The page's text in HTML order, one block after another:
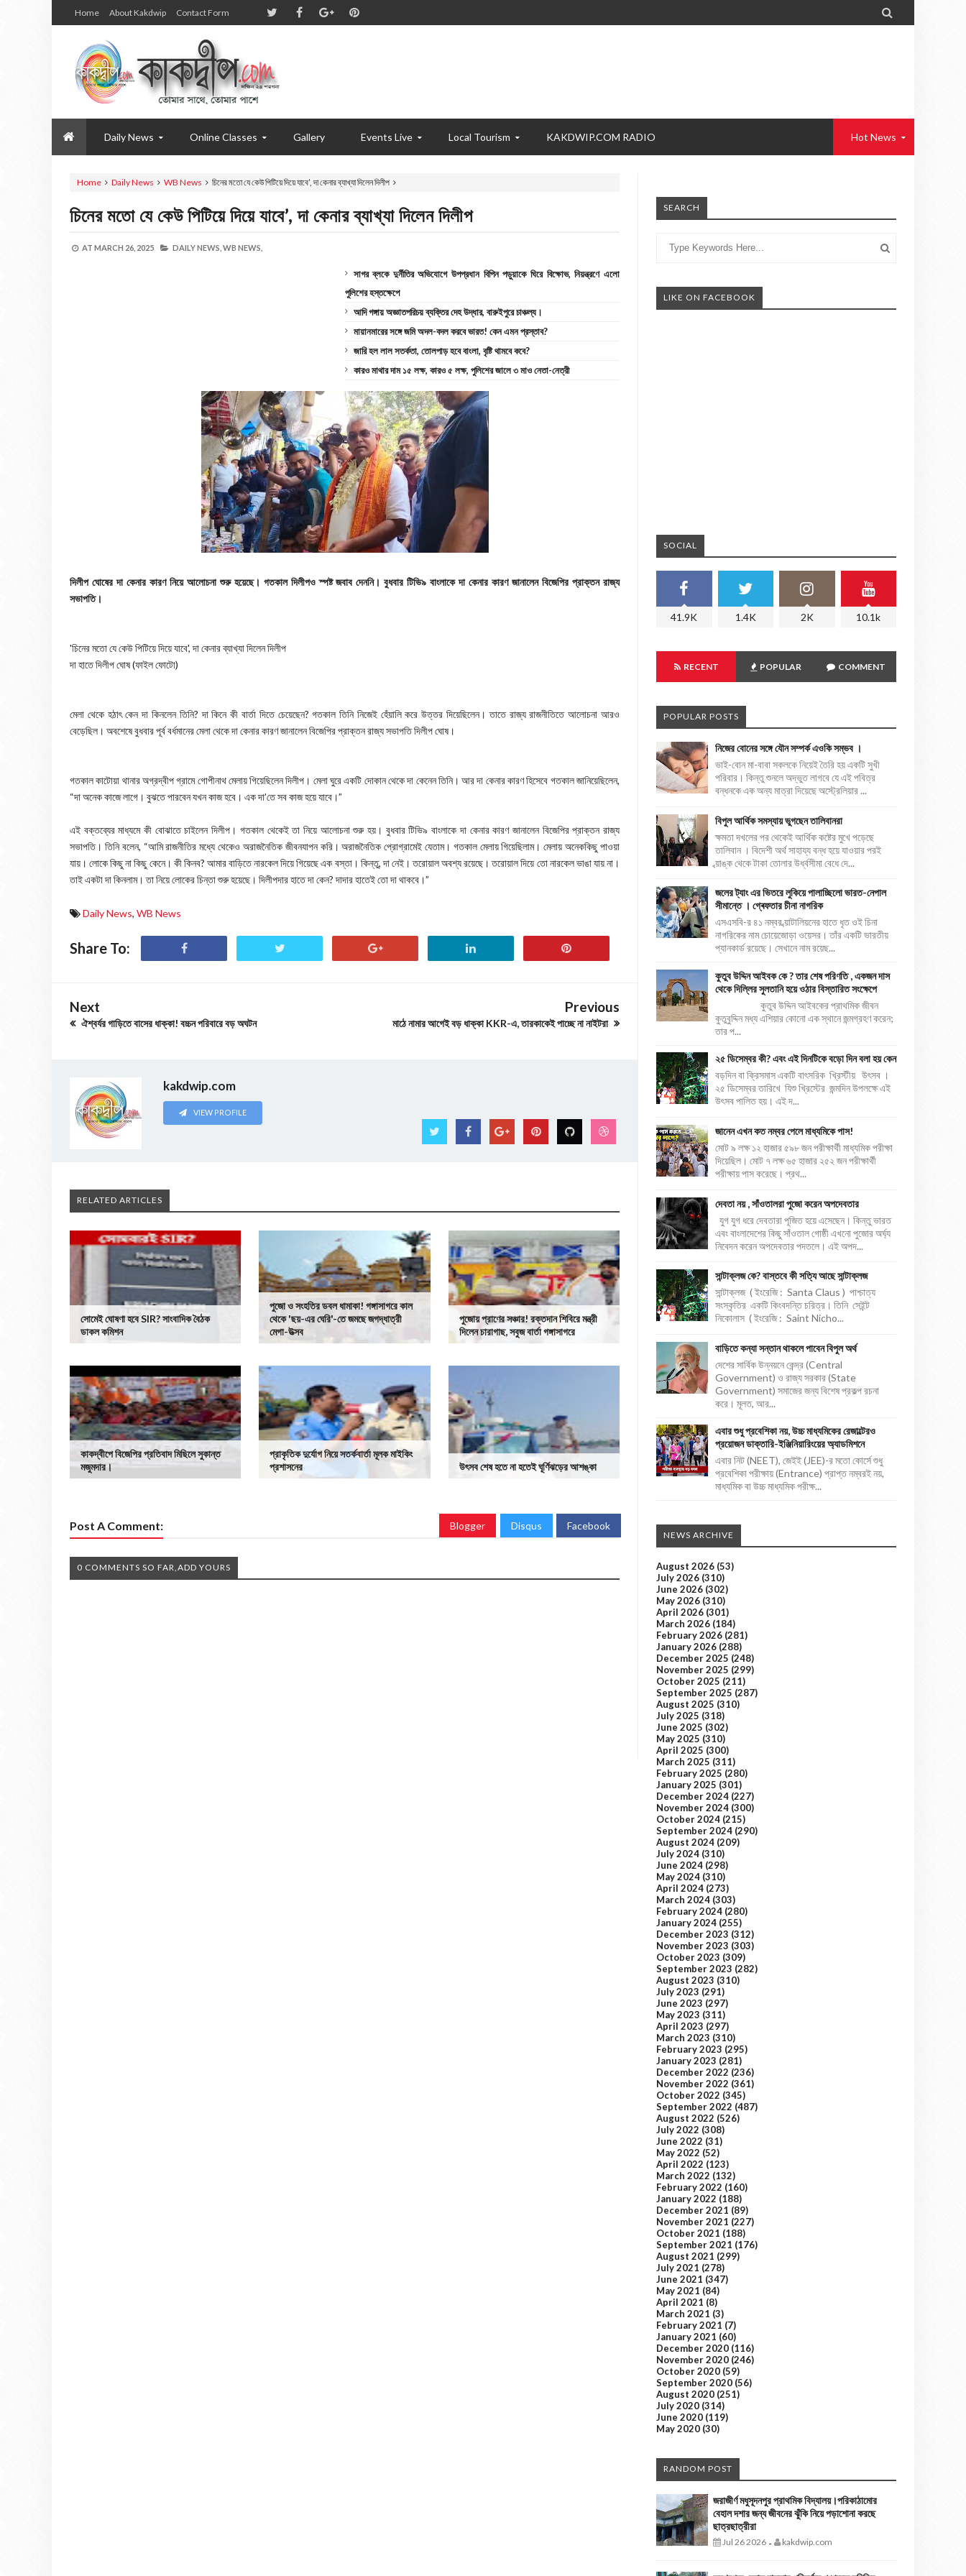
Home About Kakdwip Contact Form 
Daily News Online Classes Gallery Events Live Local Tourism KAKDWIP.COM RADIO Hot News
Home Daily News WB News চিনের মতো যে কেউ পিটিয়ে দিয়ে যাবে’, দা কেনার ব্যাখ্যা দিলেন দিলীপ
চিনের মতো যে কেউ পিটিয়ে দিয়ে যাবে’, দা কেনার ব্যাখ্যা দিলেন দিলীপ
AT MARCH 26, 2025 DAILY NEWS, WB NEWS,
সাগর ব্লকে দুর্নীতির অভিযোগে উপপ্রধান বিপিন পড়ুয়াকে ঘিরে বিক্ষোভ, নিয়ন্ত্রণে এলো
পুলিশের হস্তক্ষেপে
আদি গঙ্গায় অজ্ঞাতপরিচয় ব্যক্তির দেহ উদ্ধার, বারুইপুরে চাঞ্চল্য।
মায়ানমারের সঙ্গে জমি অদল-বদল করবে ভারত! কেন এমন প্রস্তাব?
জারি হল লাল সতর্কতা, তোলপাড় হবে বাংলা, বৃষ্টি থামবে কবে?
কারও মাথার দাম ১৫ লক্ষ, কারও ৫ লক্ষ, পুলিশের জালে ৩ মাও নেতা-নেত্রী
দিলীপ ঘোষের দা কেনার কারণ নিয়ে আলোচনা শুরু হয়েছে। গতকাল দিলীপও স্পষ্ট জবাব দেননি। বুধবার টিভি৯ বাংলাকে দা কেনার কারণ জানালেন বিজেপির প্রাক্তন রাজ্য
সভাপতি।
'চিনের মতো যে কেউ পিটিয়ে দিয়ে যাবে', দা কেনার ব্যাখ্যা দিলেন দিলীপ
দা হাতে দিলীপ ঘোষ (ফাইল ফোটো)
মেলা থেকে হঠাৎ কেন দা কিনলেন তিনি? দা কিনে কী বার্তা দিতে চেয়েছেন? গতকাল তিনি নিজেই হেঁয়ালি করে উত্তর দিয়েছিলেন। তাতে রাজ্য রাজনীতিতে আলোচনা আরও
বেড়েছিল। অবশেষে বুধবার পূর্ব বর্ধমানের মেলা থেকে দা কেনার কারণ জানালেন বিজেপির প্রাক্তন রাজ্য সভাপতি দিলীপ ঘোষ।
গতকাল কাটোয়া থানার অগ্রদ্বীপ গ্রামে গোপীনাথ মেলায় গিয়েছিলেন দিলীপ। মেলা ঘুরে একটি দোকান থেকে দা কেনেন তিনি। আর দা কেনার কারণ হিসেবে গতকাল জানিয়েছিলেন,
“দা অনেক কাজে লাগে। বুঝতে পারবেন যখন কাজ হবে। এক দা’তে সব কাজ হয়ে যাবে।”
এই বক্তব্যের মাধ্যমে কী বোঝাতে চাইলেন দিলীপ। গতকাল থেকেই তা নিয়ে আলোচনা শুরু হয়। বুধবার টিভি৯ বাংলাকে দা কেনার কারণ জানালেন বিজেপির প্রাক্তন রাজ্য
সভাপতি। তিনি বলেন, “আমি রাজনীতির মধ্যে থেকেও অরাজনৈতিক জীবনযাপন করি। অরাজনৈতিক প্রোগ্রামেই যেতাম। গতকাল মেলায় গিয়েছিলাম। মেলায় অনেককিছু পাওয়া
যায়। লোকে কিছু না কিছু কেনে। কী কিনব? আমার বাড়িতে নারকেল দিয়ে গিয়েছে এক বস্তা। কিন্তু, দা নেই। তরোয়াল অবশ্য রয়েছে। তরোয়াল দিয়ে তো নারকেল ভাঙা যায় না।
তাই একটা দা কিনলাম। তা নিয়ে লোকের চিন্তা শুরু হয়েছে। দিলীপদার হাতে দা কেন? দাদার হাতেই তো দা থাকবে।”
Daily News, WB News
Share To:
Next
ঐশ্বর্যর গাড়িতে বাসের ধাক্কা! বচ্চন পরিবারে বড় অঘটন
Previous
মাঠে নামার আগেই বড় ধাক্কা KKR-এ, তারকাকেই পাচ্ছে না নাইটরা
kakdwip.com
VIEW PROFILE
RELATED ARTICLES
সোমেই ঘোষণা হবে SIR? সাংবাদিক বৈঠক
ডাকল কমিশন
পুজো ও সংহতির ডবল ধামাকা! গঙ্গাসাগরে কাল
থেকে 'ছয়-এর ঘেরি'-তে জমছে জগদ্ধাত্রী
মেগা-উত্সব
পুজোয় প্রাণের সঞ্চার! রক্তদান শিবিরে মন্ত্রী
দিলেন চারাগাছ, সবুজ বার্তা গঙ্গাসাগরে
কাকদ্বীপে বিজেপির প্রতিবাদ মিছিলে সুকান্ত
মজুমদার।
প্রাকৃতিক দুর্যোগ নিয়ে সতর্কবার্তা মূলক মাইকিং
প্রশাসনের
উৎসব শেষ হতে না হতেই ঘূর্ণিঝড়ের আশঙ্কা
Post A Comment: Blogger Disqus Facebook
0 COMMENTS SO FAR,ADD YOURS
SEARCH
LIKE ON FACEBOOK
SOCIAL
41.9K 1.4K 2K 10.1k
RECENT POPULAR COMMENT
POPULAR POSTS
নিজের বোনের সঙ্গে যৌন সম্পর্ক এওকি সম্ভব ।
ভাই-বোন মা-বাবা সকলকে নিয়েই তৈরি হয় একটি সুখী
পরিবার। কিন্তু শুনলে অদ্ভুত লাগবে যে এই পবিত্র
বন্ধনকে এক অন্য মাত্রা দিয়েছে অস্ট্রেলিয়ার ...
বিপুল আর্থিক সমস্যায় ভুগছেন তালিবানরা
ক্ষমতা দখলের পর থেকেই আর্থিক কষ্টের মুখে পড়েছে
তালিবান । বিদেশী অর্থ সাহায্য বন্ধ হয়ে যাওয়ার পরই
ব্য়াঙ্ক থেকে টাকা তোলার উর্ধ্বসীমা বেধে দে...
জলের ট্যাং এর ভিতরে লুকিয়ে পালাচ্ছিলো ভারত-নেপাল
সীমান্তে । গ্ৰেফতার চীনা নাগরিক
এসএসবি-র ৪১ নম্বর ব্য়াটালিয়নের হাতে ধৃত ওই চিনা
নাগরিকের নাম চোয়েজোড়া ওয়েসর। তাঁর একটি ভারতীয়
প্যানকার্ড রয়েছে। সেখানে নাম রয়েছ...
কুতুব উদ্দিন আইবক কে ? তার শেষ পরিণতি , একজন দাস
থেকে দিল্লির সুলতানি হয়ে ওঠার বিস্তারিত সংক্ষেপে
কুতুব উদ্দিন আইবকের প্রাথমিক জীবন
কুতুবুদ্দিন মধ্য এশিয়ার কোনো এক স্থানে জন্মগ্রহণ করেন;
তার প...
২৫ ডিসেম্বর কী? এবং এই দিনটিকে বড়ো দিন বলা হয় কেন
বড়দিন বা ক্রিসমাস একটি বাৎসরিক খ্রিস্টীয় উৎসব ।
২৫ ডিসেম্বর তারিখে যিশু খ্রিস্টের জন্মদিন উপলক্ষে এই
উৎসব পালিত হয়। এই দ...
জানেন এখন কত নম্বর পেলে মাধ্যমিকে পাস!
মোট ৯ লক্ষ ১২ হাজার ৫৯৮ জন পরীক্ষার্থী মাধ্যমিক পরীক্ষা
দিয়েছিল। মোট ৭ লক্ষ ৬৫ হাজার ২৫২ জন পরীক্ষার্থী
পরীক্ষায় পাস করেছে। প্রথ...
দেবতা নয় , সাঁওতালরা পুজো করেন অপদেবতার
যুগ যুগ ধরে দেবতারা পূজিত হয়ে এসেছেন। কিন্তু ভারত
এবং বাংলাদেশের কিছু সাঁওতাল গোষ্ঠী এখনো পুজোর অর্ঘ্য
নিবেদন করেন অপদেবতার পদতলে। এই অপদ...
সান্টাক্লজ কে? বাস্তবে কী সত্যি আছে সান্টাক্লজ
সান্টাক্লজ ( ইংরেজি : Santa Claus ) পাশ্চাত্য
সংস্কৃতির একটি কিংবদন্তি চরিত্র। তিনি সেইন্ট
নিকোলাস ( ইংরেজি : Saint Nicho...
বাড়িতে কন্যা সন্তান থাকলে পাবেন বিপুল অর্থ
দেশের সার্বিক উন্নয়নে কেন্দ্র (Central
Government) ও রাজ্য সরকার (State
Government) সমাজের জন্য বিশেষ প্রকল্প রচনা
করে। মূলত, আর...
এবার শুধু প্রবেশিকা নয়, উচ্চ মাধ্যমিকের রেজাল্টেরও
প্রয়োজন ডাক্তারি-ইঞ্জিনিয়ারিংয়ের অ্যাডমিশনে
এবার নিট (NEET), জেইই (JEE)-র মতো কোর্সে শুধু
প্রবেশিকা পরীক্ষায় (Entrance) প্রাপ্ত নম্বরই নয়,
মাধ্যমিক বা উচ্চ মাধ্যমিক পরীক্ষ...
NEWS ARCHIVE
August 2026 (53)
July 2026 (310)
June 2026 (302)
May 2026 (310)
April 2026 (301)
March 2026 (184)
February 2026 (281)
January 2026 (288)
December 2025 (248)
November 2025 (299)
October 2025 (211)
September 2025 (287)
August 2025 (310)
July 2025 (318)
June 2025 (302)
May 2025 (310)
April 2025 (300)
March 2025 (311)
February 2025 (280)
January 2025 (301)
December 2024 (227)
November 2024 (300)
October 2024 (215)
September 2024 (290)
August 2024 (209)
July 2024 (310)
June 2024 (298)
May 2024 (310)
April 2024 (273)
March 2024 (303)
February 2024 (280)
January 2024 (255)
December 2023 (312)
November 2023 (303)
October 2023 (309)
September 2023 (282)
August 2023 (310)
July 2023 (291)
June 2023 (297)
May 2023 (311)
April 2023 (297)
March 2023 (310)
February 2023 (295)
January 2023 (281)
December 2022 (236)
November 2022 (361)
October 2022 (345)
September 2022 (487)
August 2022 (526)
July 2022 (308)
June 2022 (31)
May 2022 (52)
April 2022 (123)
March 2022 (132)
February 2022 (160)
January 2022 (188)
December 2021 (89)
November 2021 (227)
October 2021 (188)
September 2021 (176)
August 2021 (299)
July 2021 (278)
June 2021 (347)
May 2021 (84)
April 2021 (8)
March 2021 (3)
February 2021 (7)
January 2021 (60)
December 2020 (116)
November 2020 (246)
October 2020 (59)
September 2020 (56)
August 2020 (251)
July 2020 (314)
June 2020 (119)
May 2020 (30)
RANDOM POST
জরাজীর্ণ মধুসূদনপুর প্রাথমিক বিদ্যালয়।পরিকাঠামোর
বেহাল দশার জন্য জীবনের ঝুঁকি নিয়ে পড়াশোনা করছে
ছাত্রছাত্রীরা
Jul 26 2026 - kakdwip.com